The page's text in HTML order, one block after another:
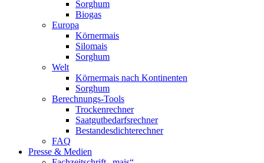
Sorghum
Biogas
Europa
Körnermais
Silomais
Sorghum
Welt
Körnermais nach Kontinenten
Sorghum
Berechnungs-Tools
Trockenrechner
Saatgutbedarfsrechner
Bestandesdichterechner
FAQ
Presse & Medien